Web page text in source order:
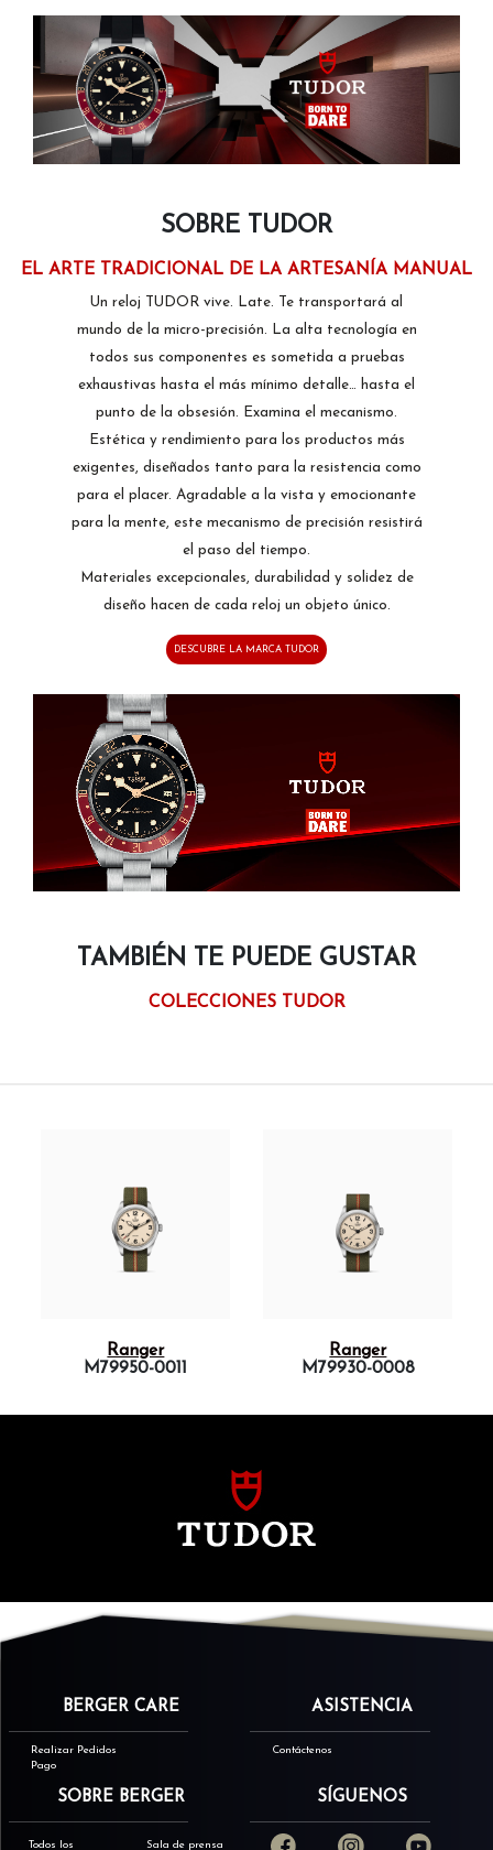
SOBRE TUDOR
EL ARTE TRADICIONAL DE LA ARTESANÍA MANUAL
Un reloj TUDOR vive. Late. Te transportará al
mundo de la micro-precisión. La alta tecnología en
todos sus componentes es sometida a pruebas
exhaustivas hasta el más mínimo detalle… hasta el
punto de la obsesión. Examina el mecanismo.
Estética y rendimiento para los productos más
exigentes, diseñados tanto para la resistencia como
para el placer. Agradable a la vista y emocionante
para la mente, este mecanismo de precisión resistirá
el paso del tiempo.
Materiales excepcionales, durabilidad y solidez de
diseño hacen de cada reloj un objeto único.
DESCUBRE LA MARCA TUDOR
TAMBIÉN TE PUEDE GUSTAR
COLECCIONES TUDOR
Ranger
M79950-0011
Ranger
M79930-0008
BERGER CARE
Realizar Pedidos
Pago
ASISTENCIA
Contáctenos
SOBRE BERGER
Todos los Sala de prensa
SÍGUENOS